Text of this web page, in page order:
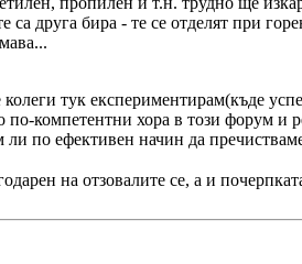
друга бира - те се отделят при
колеги тук експериментирам(къде
компетентни хора в този форум и
по ефективен начин да
на отзовалите се, а и